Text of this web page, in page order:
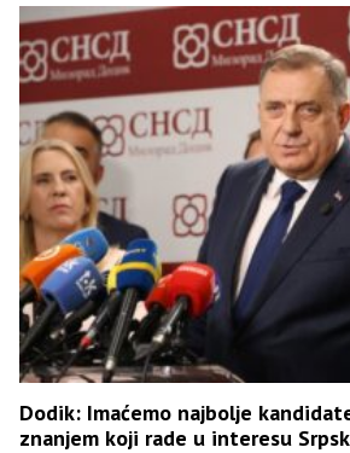
Dodik: Imaćemo najbolje
znanjem koji rade u interesu